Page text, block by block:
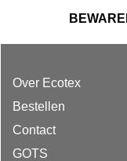
Over Ecotex
Bestellen
Contact
GOTS